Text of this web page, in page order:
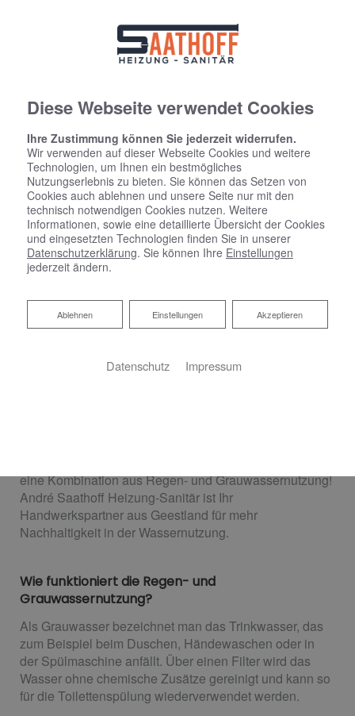
Regen- und Grauwassernutzung
eine Kombination aus Regen- und Grauwassernutzung!
André Saathoff Heizung-Sanitär ist Ihr
Handwerkspartner aus Geestland für mehr
Nachhaltigkeit in der Wassernutzung.
Wie funktioniert die Regen- und
Grauwassernutzung?
Als Grauwasser bezeichnet man das Trinkwasser, das
zum Beispiel beim Duschen, Händewaschen oder in
der Spülmaschine anfällt. Über einen Filter wird das
Wasser ohne chemische Zusätze gereinigt und kann so
für die Toilettenspülung wiederverwendet werden.
Diese Webseite verwendet Cookies
Ihre Zustimmung können Sie jederzeit widerrufen.
Wir verwenden auf dieser Webseite Cookies und weitere
Technologien, um Ihnen ein bestmögliches
Nutzungserlebnis zu bieten. Sie können das Setzen von
Cookies auch ablehnen und unsere Seite nur mit den
technisch notwendigen Cookies nutzen. Weitere
Informationen, sowie eine detaillierte Übersicht der Cookies
und eingesetzten Technologien finden Sie in unserer
Datenschutzerklärung. Sie können Ihre Einstellungen
jederzeit ändern.
Akzeptieren
Einstellungen
Ablehnen
Ablehnen
Datenschutz Impressum